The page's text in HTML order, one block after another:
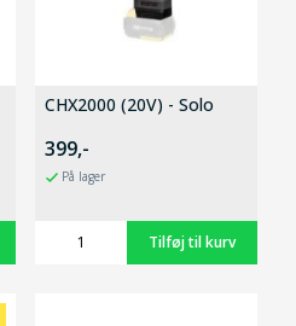
CHX2000 (20V) - Solo
399,-
På lager